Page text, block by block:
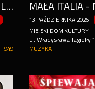
DON VASYL Z ZESPOŁEM - 55-LECIE
949
13 PAŹDZIERNIKA 2026 -
MIEJSKI DOM KULTURY
ul. Władysława Jagiełły
MUZYKA